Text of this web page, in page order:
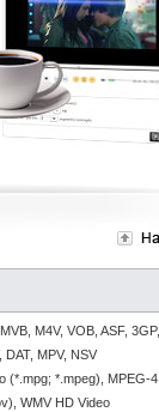
M4V, VOB, ASF, 3GP,
MPV, NSV
(*.mpg; *.mpeg), MPEG-4
WMV HD Video